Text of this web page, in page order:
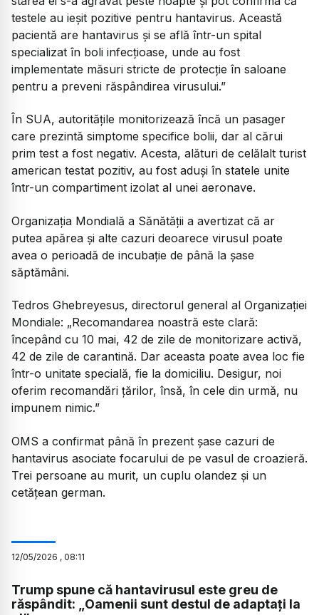
testele au ieșit pozitive pentru hantavirus. Această
pacientă are hantavirus și se află într-un spital
specializat în boli infecțioase, unde au fost
implementate măsuri stricte de protecție în saloane
pentru a preveni răspândirea virusului.”
În SUA, autoritățile monitorizează încă un pasager
care prezintă simptome specifice bolii, dar al cărui
prim test a fost negativ. Acesta, alături de celălalt turist
american testat pozitiv, au fost aduși în statele unite
într-un compartiment izolat al unei aeronave.
Organizația Mondială a Sănătății a avertizat că ar
putea apărea și alte cazuri deoarece virusul poate
avea o perioadă de incubație de până la șase
săptămâni.
Tedros Ghebreyesus, directorul general al Organizației
Mondiale: „Recomandarea noastră este clară:
începând cu 10 mai, 42 de zile de monitorizare activă,
42 de zile de carantină. Dar aceasta poate avea loc fie
într-o unitate specială, fie la domiciliu. Desigur, noi
oferim recomandări țărilor, însă, în cele din urmă, nu
impunem nimic.”
OMS a confirmat până în prezent șase cazuri de
hantavirus asociate focarului de pe vasul de croazieră.
Trei persoane au murit, un cuplu olandez și un
cetățean german.
12/05/2026 , 08:11
Trump spune că hantavirusul este greu de
răspândit: „Oamenii sunt destul de adaptați la